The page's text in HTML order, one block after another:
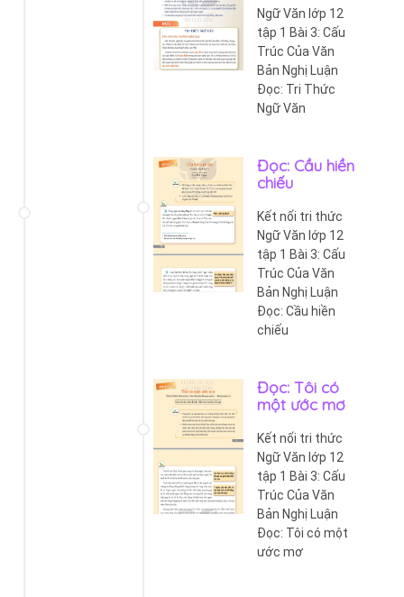
Ngữ Văn lớp 12
tập 1 Bài 3: Cấu
Trúc Của Văn
Bản Nghị Luận
Đọc: Tri Thức
Ngữ Văn
Đọc: Cầu hiền
chiếu
Kết nối tri thức
Ngữ Văn lớp 12
tập 1 Bài 3: Cấu
Trúc Của Văn
Bản Nghị Luận
Đọc: Cầu hiền
chiếu
Đọc: Tôi có
một ước mơ
Kết nối tri thức
Ngữ Văn lớp 12
tập 1 Bài 3: Cấu
Trúc Của Văn
Bản Nghị Luận
Đọc: Tôi có một
ước mơ